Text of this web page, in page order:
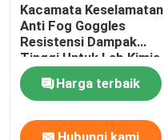
Kacamata Keselamatan
Anti Fog Goggles
Resistensi Dampak
Tinggi Untuk Lab Kimia
Harga terbaik
Hubungi kami